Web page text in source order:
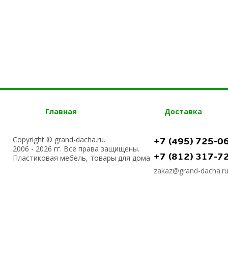
Главная Доставка
Copyright © grand-dacha.ru.
2006 - 2026 гг. Все права защищены.
Пластиковая мебель, товары для дома
+7 (495) 725-
+7 (812) 317-
zakaz@grand-dacha.ru